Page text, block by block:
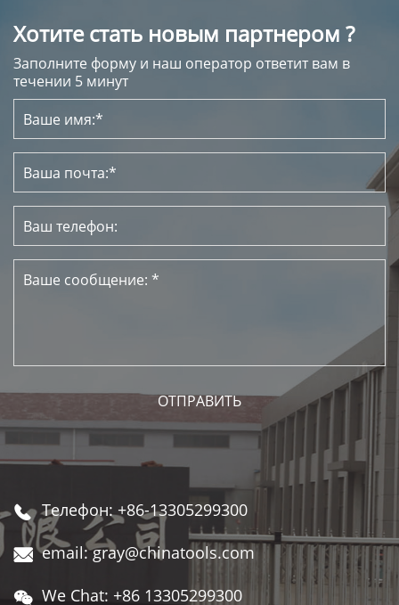
Хотите стать новым партнером ?
Заполните форму и наш оператор ответит вам в
течении 5 минут
 Телефон: +86-13305299300
 email: gray@chinatools.com
 We Chat: +86 13305299300